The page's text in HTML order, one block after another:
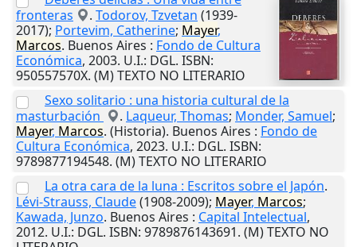
fronteras
. Todorov, Tzvetan (1939-
2017); Portevim, Catherine; Mayer,
Marcos. Buenos Aires : Fondo de Cultura
Económica, 2003. U.I.: DGL. ISBN:
950557570X. (M) TEXTO NO LITERARIO
Sexo solitario : una historia cultural de la
masturbación
. Laqueur, Thomas; Monder, Samuel;
Mayer, Marcos. (Historia). Buenos Aires : Fondo de
Cultura Económica, 2023. U.I.: DGL. ISBN:
9789877194548. (M) TEXTO NO LITERARIO
La otra cara de la luna : Escritos sobre el Japón.
Lévi-Strauss, Claude(1908-2009); Mayer, Marcos;
Kawada, Junzo. Buenos Aires : Capital Intelectual,
2012. U.I.: DGL. ISBN: 9789876143691. (M) TEXTO NO